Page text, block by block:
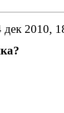
дек 2010,